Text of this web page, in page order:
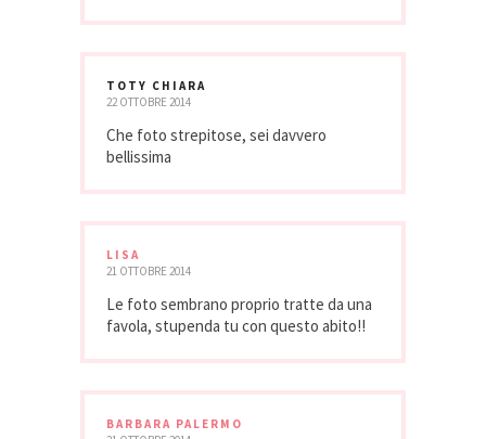
TOTY CHIARA
22 OTTOBRE 2014
Che foto strepitose, sei davvero
bellissima
LISA
21 OTTOBRE 2014
Le foto sembrano proprio tratte da una
favola, stupenda tu con questo abito!!
BARBARA PALERMO